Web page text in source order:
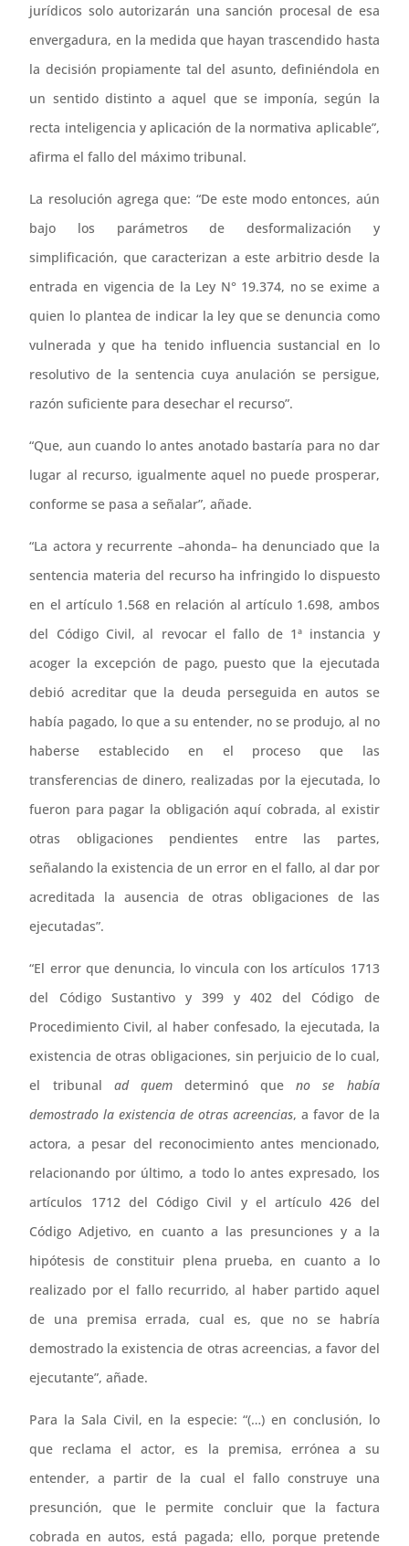
jurídicos solo autorizarán una sanción procesal de esa
envergadura, en la medida que hayan trascendido hasta
la decisión propiamente tal del asunto, definiéndola en
un sentido distinto a aquel que se imponía, según la
recta inteligencia y aplicación de la normativa aplicable”,
afirma el fallo del máximo tribunal.
La resolución agrega que: “De este modo entonces, aún
bajo los parámetros de desformalización y
simplificación, que caracterizan a este arbitrio desde la
entrada en vigencia de la Ley N° 19.374, no se exime a
quien lo plantea de indicar la ley que se denuncia como
vulnerada y que ha tenido influencia sustancial en lo
resolutivo de la sentencia cuya anulación se persigue,
razón suficiente para desechar el recurso”.
“Que, aun cuando lo antes anotado bastaría para no dar
lugar al recurso, igualmente aquel no puede prosperar,
conforme se pasa a señalar”, añade.
“La actora y recurrente –ahonda– ha denunciado que la
sentencia materia del recurso ha infringido lo dispuesto
en el artículo 1.568 en relación al artículo 1.698, ambos
del Código Civil, al revocar el fallo de 1ª instancia y
acoger la excepción de pago, puesto que la ejecutada
debió acreditar que la deuda perseguida en autos se
había pagado, lo que a su entender, no se produjo, al no
haberse establecido en el proceso que las
transferencias de dinero, realizadas por la ejecutada, lo
fueron para pagar la obligación aquí cobrada, al existir
otras obligaciones pendientes entre las partes,
señalando la existencia de un error en el fallo, al dar por
acreditada la ausencia de otras obligaciones de las
ejecutadas”.
“El error que denuncia, lo vincula con los artículos 1713
del Código Sustantivo y 399 y 402 del Código de
Procedimiento Civil, al haber confesado, la ejecutada, la
existencia de otras obligaciones, sin perjuicio de lo cual,
el tribunal ad quemdeterminó queno se había
demostrado la existencia de otras acreencias, a favor de la
actora, a pesar del reconocimiento antes mencionado,
relacionando por último, a todo lo antes expresado, los
artículos 1712 del Código Civil y el artículo 426 del
Código Adjetivo, en cuanto a las presunciones y a la
hipótesis de constituir plena prueba, en cuanto a lo
realizado por el fallo recurrido, al haber partido aquel
de una premisa errada, cual es, que no se habría
demostrado la existencia de otras acreencias, a favor del
ejecutante”, añade.
Para la Sala Civil, en la especie: “(…) en conclusión, lo
que reclama el actor, es la premisa, errónea a su
entender, a partir de la cual el fallo construye una
presunción, que le permite concluir que la factura
cobrada en autos, está pagada; ello, porque pretende